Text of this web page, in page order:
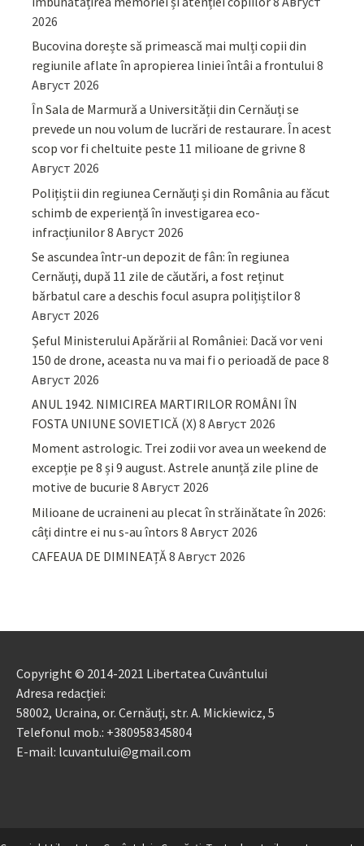
2026
Bucovina dorește să primească mai mulți copii din
regiunile aflate în apropierea liniei întâi a frontului 8
Август 2026
În Sala de Marmură a Universității din Cernăuți se
prevede un nou volum de lucrări de restaurare. În acest
scop vor fi cheltuite peste 11 milioane de grivne 8
Август 2026
Polițiștii din regiunea Cernăuți și din România au făcut
schimb de experiență în investigarea eco-
infracțiunilor8 Август 2026
Se ascundea într-un depozit de fân: în regiunea
Cernăuți, după 11 zile de căutări, a fost reținut
bărbatul care a deschis focul asupra polițiștilor8
Август 2026
Șeful Ministerului Apărării al României: Dacă vor veni
150 de drone, aceasta nu va mai fi o perioadă de pace 8
Август 2026
ANUL 1942. NIMICIREA MARTIRILOR ROMÂNI ÎN
FOSTA UNIUNE SOVIETICĂ (X) 8 Август 2026
Moment astrologic. Trei zodii vor avea un weekend de
excepție pe 8 și 9 august. Astrele anunță zile pline de
motive de bucurie 8 Август 2026
Milioane de ucraineni au plecat în străinătate în 2026:
câți dintre ei nu s-au întors 8 Август 2026
CAFEAUA DE DIMINEAȚĂ8 Август 2026
Copyright © 2014-2021 Libertatea Cuvântului
Adresa redacției:
58002, Ucraina, or. Cernăuți, str. A. Mickiewicz, 5
Telefonul mob.: +380958345804
E-mail: lcuvantului@gmail.com